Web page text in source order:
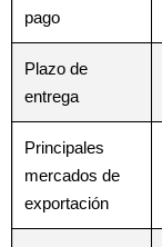
pago
Plazo de
entrega
Principales
mercados de
exportación